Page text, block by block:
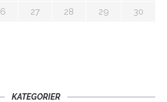
27 28 29
30
KATEGORIER